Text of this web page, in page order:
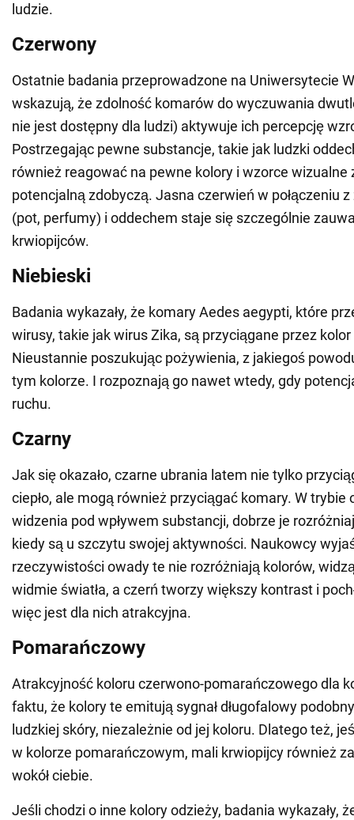
ludzie.
Czerwony
Ostatnie badania przeprowadzone na Uniwersytecie
wskazują, że zdolność komarów do wyczuwania
nie jest dostępny dla ludzi) aktywuje ich percepcję
Postrzegając pewne substancje, takie jak ludzki
również reagować na pewne kolory i wzorce wizualne
potencjalną zdobyczą. Jasna czerwień w połączeniu z
(pot, perfumy) i oddechem staje się szczególnie
krwiopijców.
Niebieski
Badania wykazały, że komary Aedes aegypti, które
wirusy, takie jak wirus Zika, są przyciągane przez
Nieustannie poszukując pożywienia, z jakiegoś
tym kolorze. I rozpoznają go nawet wtedy, gdy
ruchu.
Czarny
Jak się okazało, czarne ubrania latem nie tylko
ciepło, ale mogą również przyciągać komary. W trybie
widzenia pod wpływem substancji, dobrze je
kiedy są u szczytu swojej aktywności. Naukowcy
rzeczywistości owady te nie rozróżniają kolorów,
widmie światła, a czerń tworzy większy kontrast i
więc jest dla nich atrakcyjna.
Pomarańczowy
Atrakcyjność koloru czerwono-pomarańczowego dla
faktu, że kolory te emitują sygnał długofalowy
ludzkiej skóry, niezależnie od jej koloru. Dlatego też,
w kolorze pomarańczowym, mali krwiopijcy również
wokół ciebie.
Jeśli chodzi o inne kolory odzieży, badania wykazały,